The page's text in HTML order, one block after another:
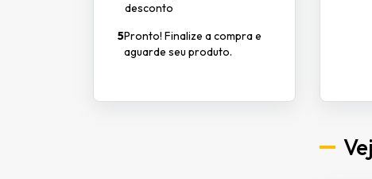
desconto
5Pronto! Finalize a compra e
aguarde seu produto.